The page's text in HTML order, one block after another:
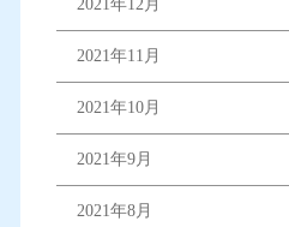
2021年12月
2021年11月
2021年10月
2021年9月
2021年8月